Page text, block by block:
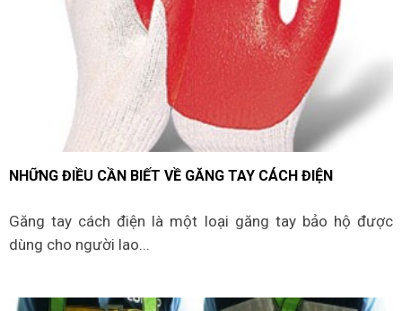
NHỮNG ĐIỀU CẦN BIẾT VỀ GĂNG TAY CÁCH ĐIỆN
Găng tay cách điện là một loại găng tay bảo hộ được
dùng cho người lao...